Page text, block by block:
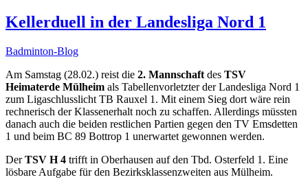
Kellerduell in der Landesliga Nord 1
Badminton-Blog
Am Samstag (28.02.) reist die 2. Mannschaft des TSV
Heimaterde Mülheim als Tabellenvorletzter der Landesliga Nord 1
zum Ligaschlusslicht TB Rauxel 1. Mit einem Sieg dort wäre rein
rechnerisch der Klassenerhalt noch zu schaffen. Allerdings müssten
danach auch die beiden restlichen Partien gegen den TV Emsdetten
1 und beim BC 89 Bottrop 1 unerwartet gewonnen werden.
DerTSV H 4 trifft in Oberhausen auf den Tbd. Osterfeld 1. Eine
lösbare Aufgabe für den Bezirksklassenzweiten aus Mülheim.